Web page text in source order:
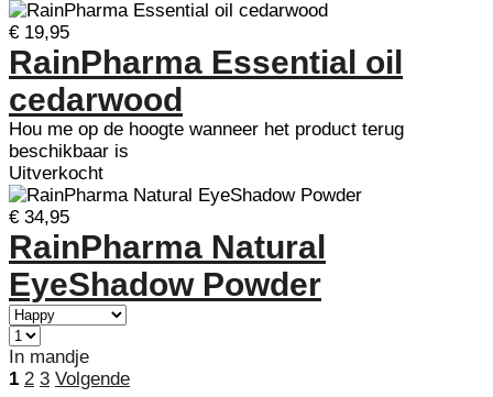
€ 19,95
RainPharma Essential oil
cedarwood
Hou me op de hoogte wanneer het product terug
beschikbaar is
Uitverkocht
€ 34,95
RainPharma Natural
EyeShadow Powder
In mandje
1 2 3 Volgende